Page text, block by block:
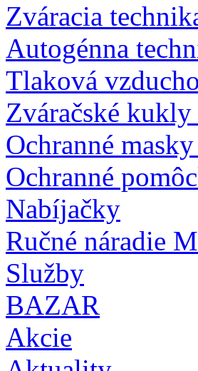
Zváracia
Autogénna
Tlaková
Zváračské kukly
Ochranné
Ochranné
Nabíjačky
Ručné náradie
Služby
BAZAR
Akcie